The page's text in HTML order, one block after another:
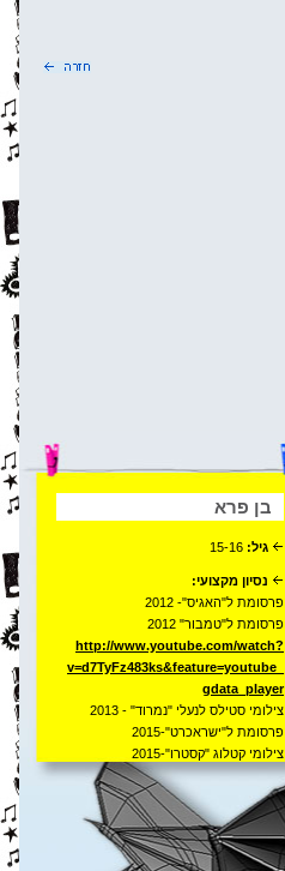
בן פרא
גיל: 15-16
נסיון מקצועי:
פרסומת ל"האגיס"- 2012
פרסומת ל"טמבור" 2012
http://www.youtube.com/watch?
v=d7TyFz483ks&feature=youtube_
gdata_player
צילומי סטילס לנעלי "נמרוד" - 2013
פרסומת ל"ישראכרט"-2015
צילומי קטלוג "קסטרו"-2015
צילומי קטלוג "פליפר"-2016
פרסומת ל"מילקי"-2016
פרסומת ללפ"מ-2016
https://youtu.be/XbAl-LLiTGk
פרסומת לבנק הפועלים-2016